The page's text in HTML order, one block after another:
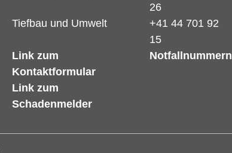
26
Tiefbau und Umwelt
Link zum
Kontaktformular
Link zum
Schadenmelder
+41 44 701 92
15
Notfallnummern